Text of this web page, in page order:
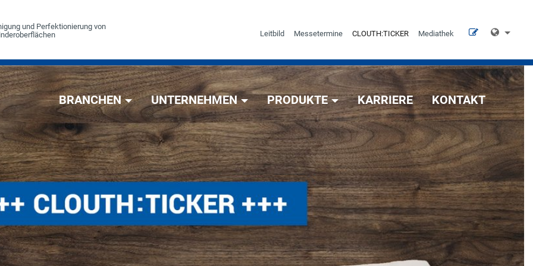
und Perfektionierung von
Leitbild Messetermine CLOUTH:TICKER Mediathek
BRANCHEN UNTERNEHMEN PRODUKTE KARRIERE KONTAKT